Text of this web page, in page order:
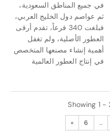
في جميع المناطق السعودية،
ثم عواصم دول الخليج العربي،
فبلغت 340 فرعاً، تقدم أرقى
العطور الأصلية، ولم تغفل
أهمية إنشاء مصنعها المتخصص
في إنتاج العطور العالمية
Showing 1 -
...
6
»